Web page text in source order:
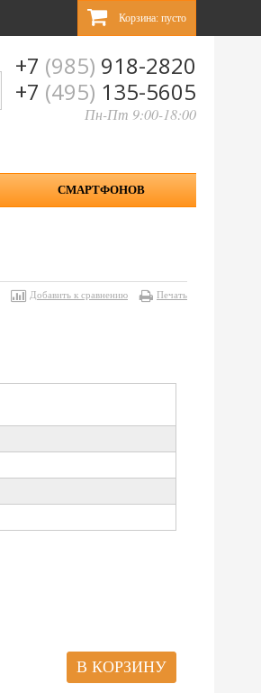
Корзина: пусто
+7 (985) 918-2820
+7 (495) 135-5605
Пн-Пт 9:00-18:00
СМАРТФОНОВ
Добавить к сравнению Печать